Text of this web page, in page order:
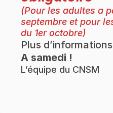
(Pour les adultes a
septembre et pour
du 1er octobre)
Plus d’informations
A samedi !
L’équipe du CNSM